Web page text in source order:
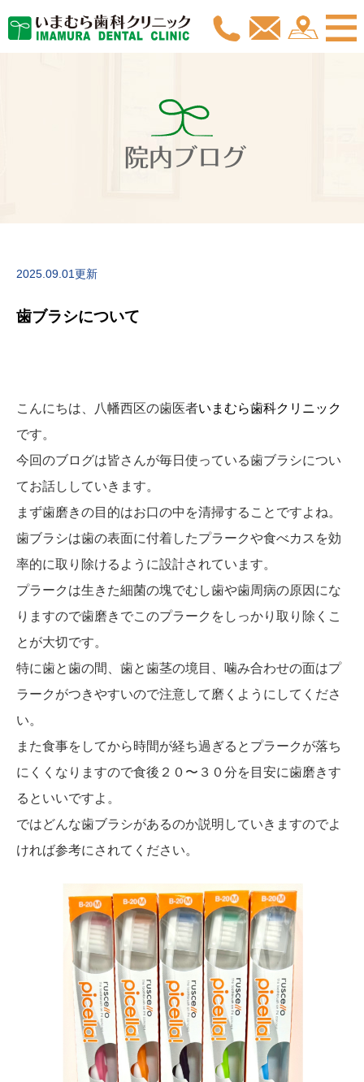
院内ブログ
2025.09.01更新
歯ブラシについて
こんにちは、八幡西区の歯医者いまむら歯科クリニック
です。
今回のブログは皆さんが毎日使っている歯ブラシについ
てお話ししていきます。
まず歯磨きの目的はお口の中を清掃することですよね。
歯ブラシは歯の表面に付着したプラークや食べカスを効
率的に取り除けるように設計されています。
プラークは生きた細菌の塊でむし歯や歯周病の原因にな
りますので歯磨きでこのプラークをしっかり取り除くこ
とが大切です。
特に歯と歯の間、歯と歯茎の境目、噛み合わせの面はプ
ラークがつきやすいので注意して磨くようにしてくださ
い。
また食事をしてから時間が経ち過ぎるとプラークが落ち
にくくなりますので食後２０〜３０分を目安に歯磨きす
るといいですよ。
ではどんな歯ブラシがあるのか説明していきますのでよ
ければ参考にされてください。